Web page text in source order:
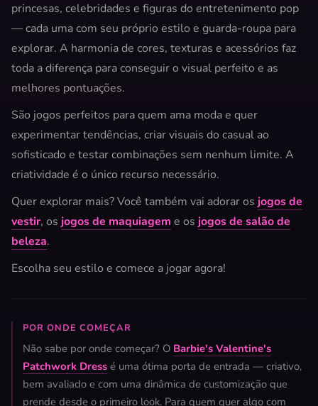
princesas, celebridades e figuras do entretenimento pop
— cada uma com seu próprio estilo e guarda-roupa para
explorar. A harmonia de cores, texturas e acessórios faz
toda a diferença para conseguir o visual perfeito e as
melhores pontuações.
São jogos perfeitos para quem ama moda e quer
experimentar tendências, criar visuais do casual ao
sofisticado e testar combinações sem nenhum limite. A
criatividade é o único recurso necessário.
Quer explorar mais? Você também vai adorar os jogos de
vestir, os jogos de maquiagem e os jogos de salão de
beleza.
Escolha seu estilo e comece a jogar agora!
POR ONDE COMEÇAR
Não sabe por onde começar? O Barbie's Valentine's
Patchwork Dress é uma ótima porta de entrada — criativo,
bem avaliado e com uma dinâmica de customização que
prende desde o primeiro look. Para quem quer algo com